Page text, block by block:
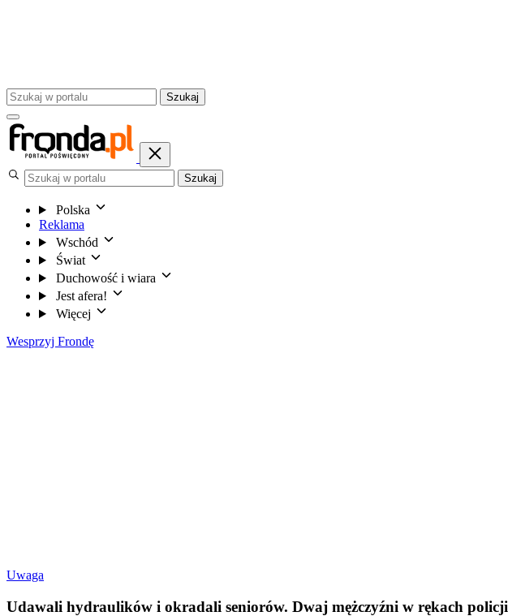
Szukaj
Szukaj
Polska
Reklama
Wschód
Świat
Duchowość i wiara
Jest afera!
Więcej
Wesprzyj Frondę
Uwaga
Udawali hydraulików i okradali seniorów. Dwaj mężczyźni w rękach policji